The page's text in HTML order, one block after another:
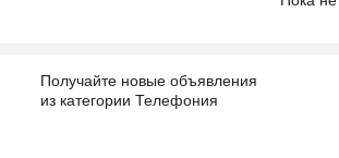
Получайте новые объявления
из категории Телефония